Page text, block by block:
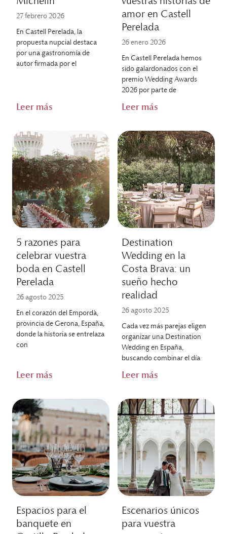
27 febrero 2026
En Castell Perelada, la
propuesta nupcial destaca
por una gastronomía de
autor firmada por el
Leer más
amor en Castell
Perelada
26 enero 2026
En Castell Perelada hemos
sido galardonados con el
premio Wedding Awards
2026 por parte de
Leer más
5 razones para
celebrar vuestra
boda en Castell
Perelada
26 agosto 2025
En el corazón del Empordà,
provincia de Gerona, España,
donde la historia se entrelaza
con
Leer más
Destination
Wedding en la
Costa Brava: un
sueño hecho
realidad
26 agosto 2025
Cada vez más parejas eligen
organizar una Destination
Wedding en España,
buscando combinar el día
Leer más
Espacios para el
banquete en
Escenarios únicos
para vuestra